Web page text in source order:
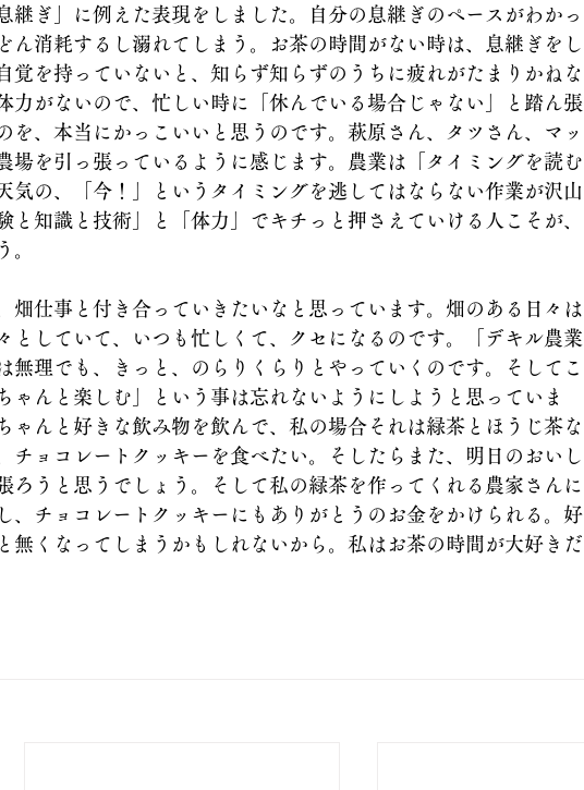
継ぎ」に例えた表現をしました。自分の息継ぎのペースがわかっ
ん消耗するし溺れてしまう。お茶の時間がない時は、息継ぎをし
覚を持っていないと、知らず知らずのうちに疲れがたまりかねな
力がないので、忙しい時に「休んでいる場合じゃない」と踏ん張
を、本当にかっこいいと思うのです。萩原さん、タツさん、マッ
場を引っ張っているように感じます。農業は「タイミングを読む
気の、「今！」というタイミングを逃してはならない作業が沢山
と知識と技術」と「体力」でキチっと押さえていける人こそが、
。
畑仕事と付き合っていきたいなと思っています。畑のある日々は
としていて、いつも忙しくて、クセになるのです。「デキル農業
無理でも、きっと、のらりくらりとやっていくのです。そしてこ
ゃんと楽しむ」という事は忘れないようにしようと思っていま
ゃんと好きな飲み物を飲んで、私の場合それは緑茶とほうじ茶な
チョコレートクッキーを食べたい。そしたらまた、明日のおいし
ろうと思うでしょう。そして私の緑茶を作ってくれる農家さんに
、チョコレートクッキーにもありがとうのお金をかけられる。好
無くなってしまうかもしれないから。私はお茶の時間が大好きだ